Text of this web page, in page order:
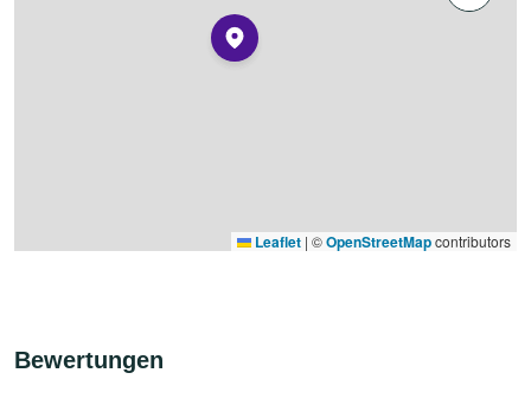
Leaflet | ©OpenStreetMapcontributors
Bewertungen